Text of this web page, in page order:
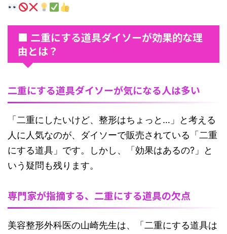
■ 二重にする道具ダイソーが効果的な理
由とは？
二重にする道具ダイソーが気になる人は多い
「二重にしたいけど、整形はちょっと…」と考える
人に人気なのが、ダイソーで販売されている「二重
にする道具」です。しかし、「効果はあるの?」と
いう疑問も残ります。
専門家が指摘する、二重にする道具の欠点
美容整形外科医の山崎先生は、「二重にする道具は